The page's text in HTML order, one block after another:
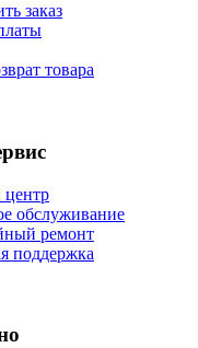
заказ
товара
обслуживание
ремонт
поддержка